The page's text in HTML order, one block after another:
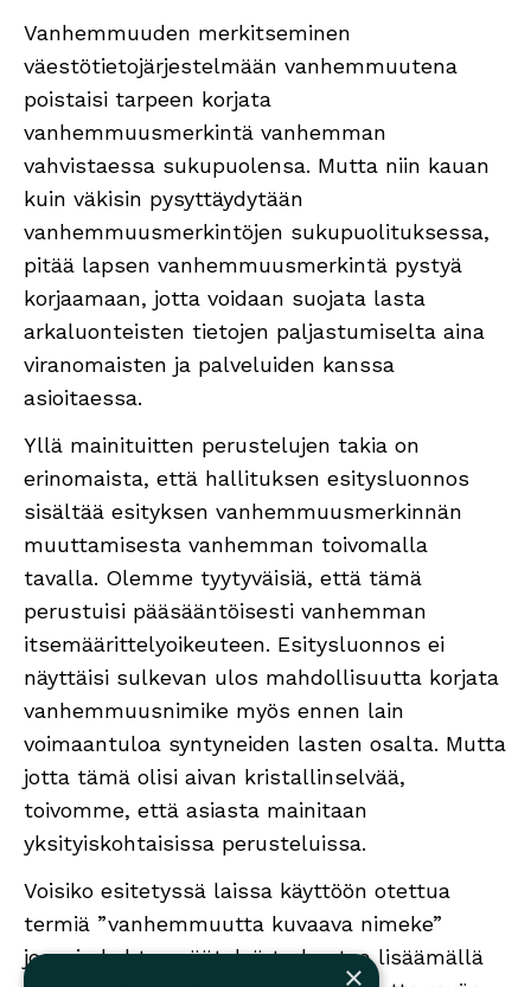
Vanhemmuuden merkitseminen
väestötietojärjestelmään vanhemmuutena
poistaisi tarpeen korjata
vanhemmuusmerkintä vanhemman
vahvistaessa sukupuolensa. Mutta niin kauan
kuin väkisin pysyttäydytään
vanhemmuusmerkintöjen sukupuolituksessa,
pitää lapsen vanhemmuusmerkintä pystyä
korjaamaan, jotta voidaan suojata lasta
arkaluonteisten tietojen paljastumiselta aina
viranomaisten ja palveluiden kanssa
asioitaessa.
Yllä mainituitten perustelujen takia on
erinomaista, että hallituksen esitysluonnos
sisältää esityksen vanhemmuusmerkinnän
muuttamisesta vanhemman toivomalla
tavalla. Olemme tyytyväisiä, että tämä
perustuisi pääsääntöisesti vanhemman
itsemäärittelyoikeuteen. Esitysluonnos ei
näyttäisi sulkevan ulos mahdollisuutta korjata
vanhemmuusnimike myös ennen lain
voimaantuloa syntyneiden lasten osalta. Mutta
jotta tämä olisi aivan kristallinselvää,
toivomme, että asiasta mainitaan
yksityiskohtaisissa perusteluissa.
Voisiko esitetyssä laissa käyttöön otettua
termiä ”vanhemmuutta kuvaava nimeke”
jossain kohtaa säätelyä tarkentaa lisäämällä
×